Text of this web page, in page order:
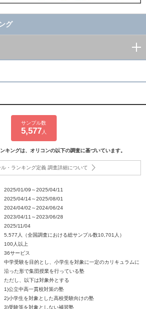
グ
サンプル数
5,577 人
キングは、オリコンの以下の調査に基づいています。
ル・ランキング定義 調査詳細について
2025/01/09～2025/04/11
2025/04/14～2025/08/01
2024/04/02～2024/06/24
2023/04/11～2023/06/28
2025/11/04
5,577人（全国調査における総サンプル数10,701人）
100人以上
36サービス
中学受験を目的とし、小学生を対象に一定のカリキュラムに
沿った形で集団授業を行っている塾
ただし、以下は対象外とする
1)公立中高一貫校対策の塾
2)小学生を対象とした高校受験向けの塾
3)受験等を対象としない補習塾